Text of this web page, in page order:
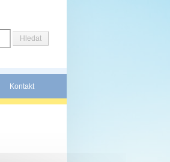
Kontakt